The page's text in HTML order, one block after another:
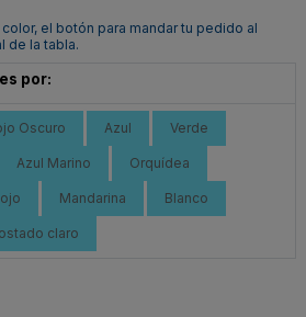
el botón para mandar tu pedido al
de la tabla.
por:
Oscuro Azul Verde
Azul Marino Orquídea
Mandarina Blanco
claro